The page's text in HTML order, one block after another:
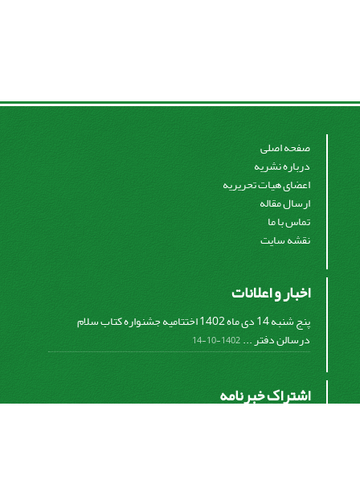
صفحه اصلی
درباره نشریه
اعضای هیات تحریریه
ارسال مقاله
تماس با ما
نقشه سایت
اخبار و اعلانات
پنج شنبه 14 دی ماه 1402 اختتامیه جشنواره کتاب سلام
درسالن دفتر ...1402-10-14
اشتراک خبرنامه